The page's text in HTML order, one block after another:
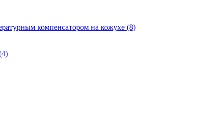
компенсатором на кожухе (8)